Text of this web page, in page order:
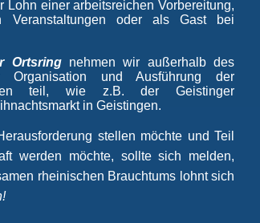
Lohn einer arbeitsreichen Vorbereitung,
oder als Gast bei
Ortsringnehmen wir außerhalb des
und Ausführung der
teil, wie z.B. der Geistinger
in Geistingen.
stellen möchte und Teil
werden möchte, sollte sich melden,
rheinischen Brauchtums lohnt sich